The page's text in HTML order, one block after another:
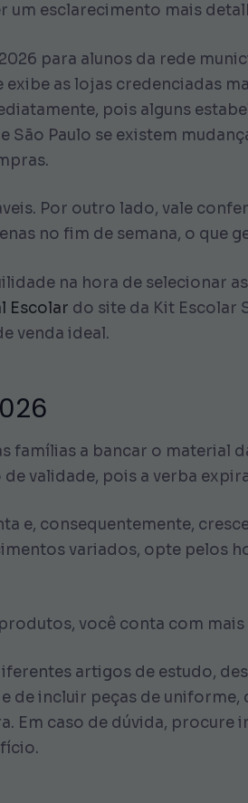
um esclarecimento mais
para alunos da rede
as lojas credenciadas
pois alguns
Paulo se existem
Por outro lado, vale
no fim de semana, o que
na hora de selecionar
Escolar do site da Kit Escolar
venda ideal.
famílias a bancar o material
validade, pois a verba
e, consequentemente,
variados, opte pelos
você conta com
artigos de estudo,
incluir peças de uniforme,
Em caso de dúvida,